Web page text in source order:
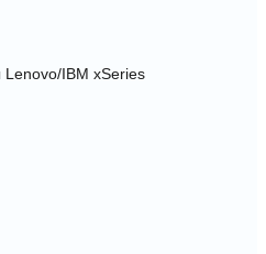
IBM xSeries